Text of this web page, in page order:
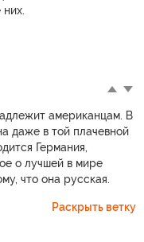
американцам. В
даже в той плачевной
Германия,
о лучшей в мире
что она русская.
Раскрыть ветку